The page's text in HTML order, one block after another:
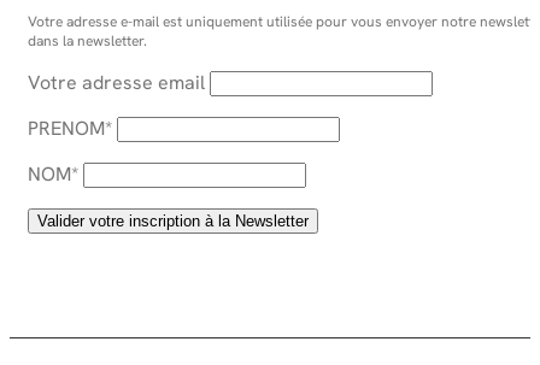
Votre adresse e-mail est uniquement utilisée pour vous envoyer notre
dans la newsletter.
Votre adresse email
PRENOM*
NOM*